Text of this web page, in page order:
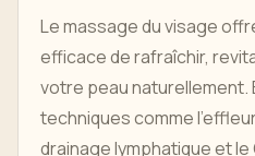
Le massage du visage
efficace de rafraîchir,
votre peau naturellement.
techniques comme
drainage lymphatique et le